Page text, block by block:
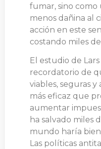
fumar, sino
menos dañina al
acción en este
costando miles
El estudio de
recordatorio de
viables, seguras y
más eficaz que
aumentar
ha salvado miles
mundo haría
Las políticas